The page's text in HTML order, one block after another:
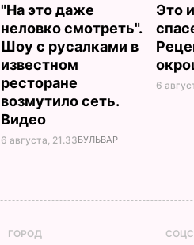
"На это даже
неловко смотреть".
Шоу с русалками в
известном
ресторане
возмутило сеть.
Видео
6 августа, 21.33БУЛЬВАР
Это
6
ГОРОД